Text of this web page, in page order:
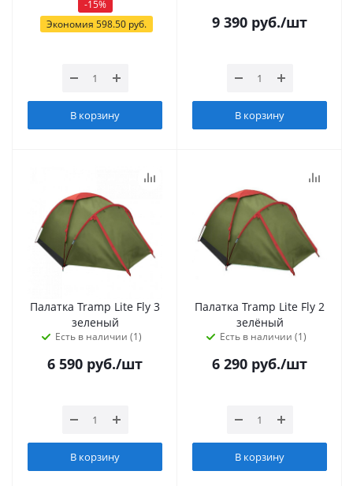
-15%
Экономия 598.50руб.
В корзину
9 390 руб./шт
В корзину
Палатка Tramp Lite Fly 3
зеленый
Есть в наличии (1)
6 590 руб./шт
В корзину
Палатка Tramp Lite Fly 2
зелёный
Есть в наличии (1)
6 290 руб./шт
В корзину